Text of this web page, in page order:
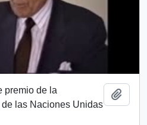
premio de la
las Naciones Unidas